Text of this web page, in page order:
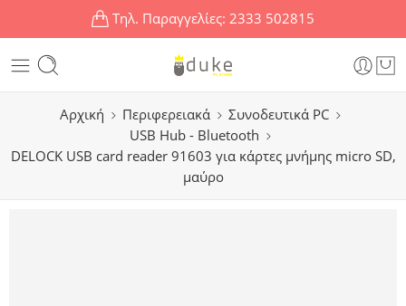
Τηλ. Παραγγελίες: 2333 502815
Αρχική Περιφερειακά
Συνοδευτικά PC
USB Hub - Bluetooth
DELOCK USB card reader 91603 για κάρτες μνήμης micro SD,
μαύρο